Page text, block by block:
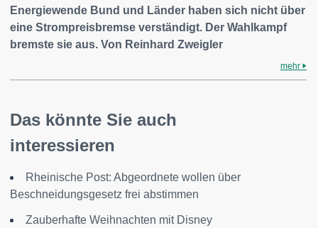
Energiewende Bund und Länder haben sich nicht über
eine Strompreisbremse verständigt. Der Wahlkampf
bremste sie aus. Von Reinhard Zweigler
mehr
Das könnte Sie auch
interessieren
Rheinische Post: Abgeordnete wollen über
Beschneidungsgesetz frei abstimmen
Zauberhafte Weihnachten mit Disney